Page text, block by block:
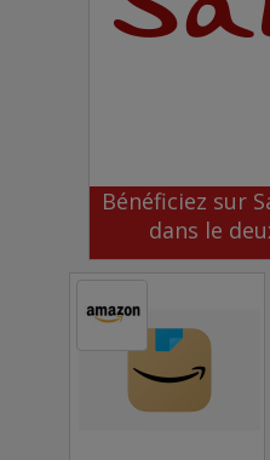
Bénéficiez sur
dans le